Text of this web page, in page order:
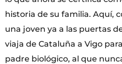
historia de su familia. Aquí,
una joven ya a las puertas
viaja de Cataluña a Vigo
padre biológico, al que